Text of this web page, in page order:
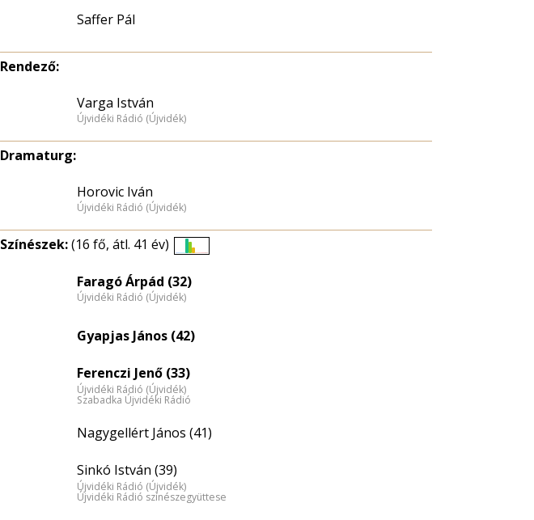
Saffer Pál
Rendező:
Varga István
Újvidéki Rádió (Újvidék)
Dramaturg:
Horovic Iván
Újvidéki Rádió (Újvidék)
Színészek:(16 fő, átl. 41 év)
eloszlás
Faragó Árpád (32)
Újvidéki Rádió (Újvidék)
Gyapjas János (42)
Ferenczi Jenő (33)
Újvidéki Rádió (Újvidék)
Szabadka Újvidéki Rádió
Nagygellért János (41)
Sinkó István (39)
Újvidéki Rádió (Újvidék)
Újvidéki Rádió színészegyüttese